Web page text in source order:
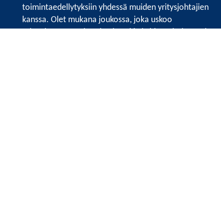
toimintaedellytyksiin yhdessä muiden yritysjohtajien
kanssa. Olet mukana joukossa, joka uskoo